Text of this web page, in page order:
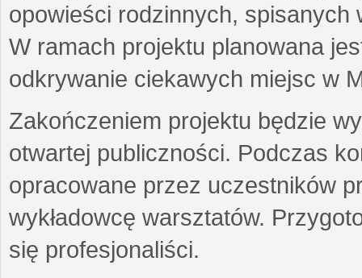
opowieści rodzinnych,
W ramach projektu planowana
odkrywanie ciekawych miejsc w
Zakończeniem projektu będzie
otwartej publiczności. Podczas
opracowane przez uczestników
wykładowcę warsztatów.
się profesjonaliści.